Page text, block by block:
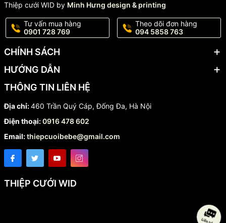
Thiệp cưới WID by Minh Hưng design & printing
Tư vấn mua hàng
0901 728 769
Theo dõi đơn hàng
094 5858 763
CHÍNH SÁCH
HƯỚNG DẪN
THÔNG TIN LIÊN HỆ
Địa chỉ:460 Trần Quý Cáp, Đống Đa, Hà Nội
Điện thoại:0916 478 602
Email:thiepcuoibebe@gmail.com
THIỆP CƯỚI WID